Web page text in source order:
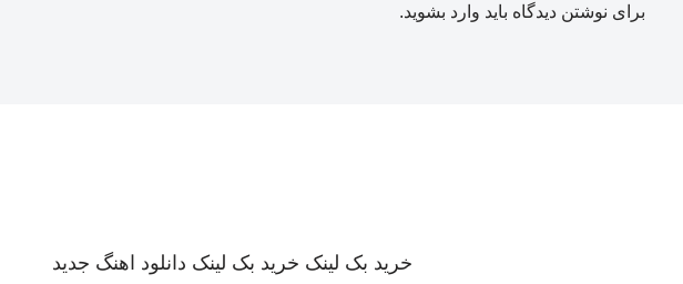
برای نوشتن دیدگاه باید وارد بشوید.
خرید بک لینک خرید بک لینک دانلود اهنگ جدید